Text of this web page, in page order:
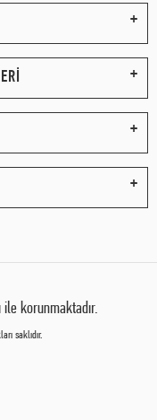
ile korunmaktadır.
saklıdır.